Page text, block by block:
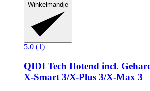
Winkelmandje
5.0 (1)
QIDI Tech Hotend incl.
X-​Smart 3/X-​Plus 3/X-​Max 3